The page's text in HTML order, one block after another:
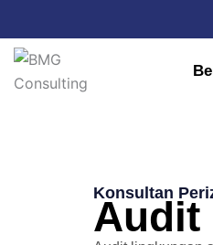
ke
konten
Konsultan
Audit